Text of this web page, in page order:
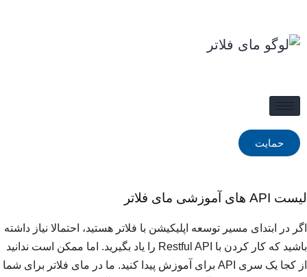
حمایت
لیست API های آموزشی مای فلاتر
اگر در ابتدای مسیر توسعه اپلیکیشن‌ با فلاتر هستید، احتمالا نیاز داشته
باشید که کار کردن با Restful API را یاد بگیرید. اما ممکن است ندانید
از کجا یک سری API برای آموزش پیدا کنید. ما در مای فلاتر برای شما